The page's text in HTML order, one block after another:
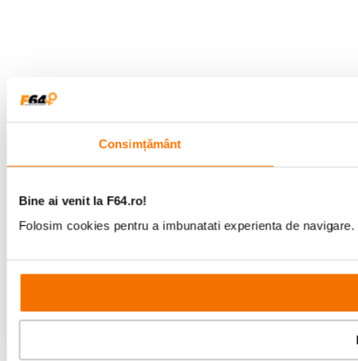
Consimțământ
Bine ai venit la F64.ro!
Folosim cookies pentru a imbunatati experienta de